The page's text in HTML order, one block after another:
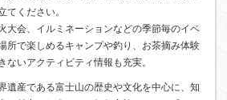
てください。
大会、イルミネーションなどの季節毎のイベ
所で楽しめるキャンプや釣り、お茶摘み体験
ないアクティビティ情報も充実。
遺産である富士山の歴史や文化を中心に、知